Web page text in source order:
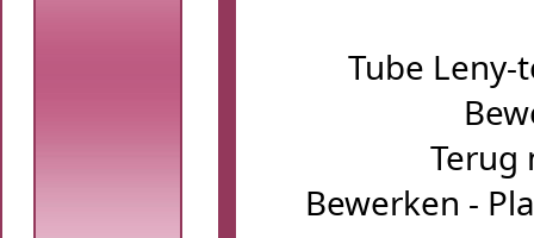
Tube
Terug
Bewerken -